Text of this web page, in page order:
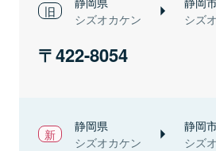
シズオカケン シズ
422-8054
静岡県
シズオカケン
静岡
シズ